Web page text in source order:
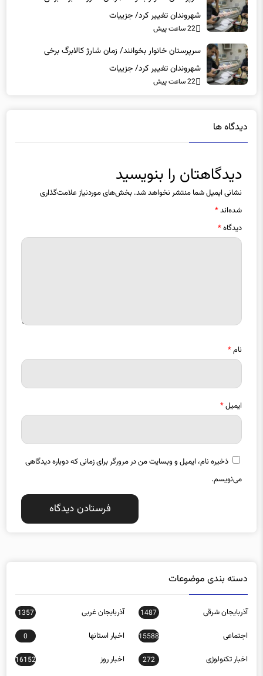
شهروندان تغییر کرد/ جزییات
22 ساعت پیش
سرپرستان خانوار بخوانند/ زمان شارژ کالابرگ برخی
شهروندان تغییر کرد/ جزییات
22 ساعت پیش
دیدگاه ها
دیدگاهتان را بنویسید
نشانی ایمیل شما منتشر نخواهد شد. بخش‌های موردنیاز علامت‌گذاری
شده‌اند*
دیدگاه*
نام*
ایمیل*
ذخیره نام، ایمیل و وبسایت من در مرورگر برای زمانی که دوباره دیدگاهی
می‌نویسم.
دسته بندی موضوعات
آذربایجان شرقی 1487 آذربایجان غربی 1357
اجتماعی 15588 اخبار استانها 0
اخبار تکنولوژی 272 اخبار روز 16152